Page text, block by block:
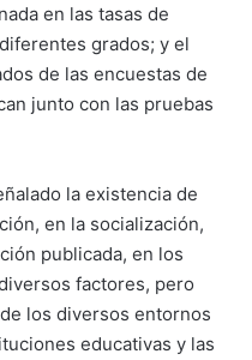
en las tasas de
grados; y el
de las encuestas de
junto con las pruebas
la existencia de
en la socialización,
publicada, en los
factores, pero
los diversos entornos
educativas y las